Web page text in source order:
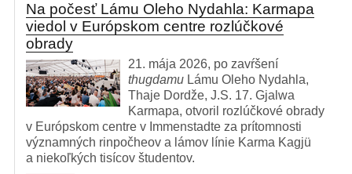
Na počesť Lámu Oleho Nydahla: Karmapa
viedol v Európskom centre rozlúčkové
obrady
21. mája 2026, po zavŕšení
thugdamu Lámu Oleho Nydahla,
Thaje Dordže, J.S. 17. Gjalwa
Karmapa, otvoril rozlúčkové obrady
v Európskom centre v Immenstadte za prítomnosti
významných rinpočheov a lámov línie Karma Kagjü
a niekoľkých tisícov študentov.